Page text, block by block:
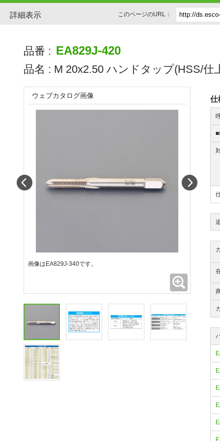
詳細表示 このページのURL：
品番 : EA829J-420
品名 : M 20x2.50 ハンドタップ(HSS/仕
仕
■
ウェブカタログ画像
画像はEA829J-340です。